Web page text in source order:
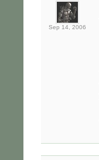
Sep 14, 2006